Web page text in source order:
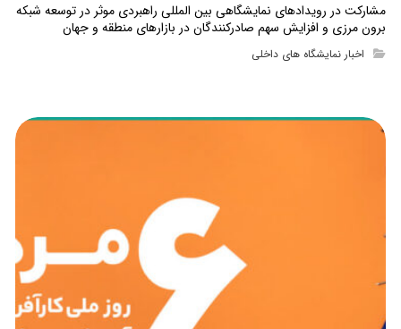
مشارکت در رویدادهای نمایشگاهی بین المللی راهبردی موثر در توسعه شبکه
برون مرزی و افزایش سهم صادرکنندگان در بازارهای منطقه و جهان
اخبار نمایشگاه های داخلی